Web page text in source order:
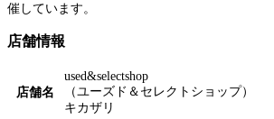
催しています。
店舗情報
店舗名
used&selectshop
（ユーズド＆セレクトショップ）
キカザリ